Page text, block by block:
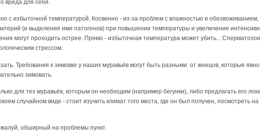
вреда для себя.
с избыточной температурой. Косвенно - из-за проблем с влажностью и
(и выделения ими патогенов) при повышении температуры и увеличение
могут проходить острее. Прямо - избыточная температура может убить...
стрессом.
Требования к зимовке у наших муравьёв могут быть разными: от жнецов, которые
зимовать.
для тех муравьёв, которым он необходим (например бегунки), либо предлагать его
случайном виде - стоит изучить климат того места, где он был получен, посмотреть
обширный на проблемы пункт.